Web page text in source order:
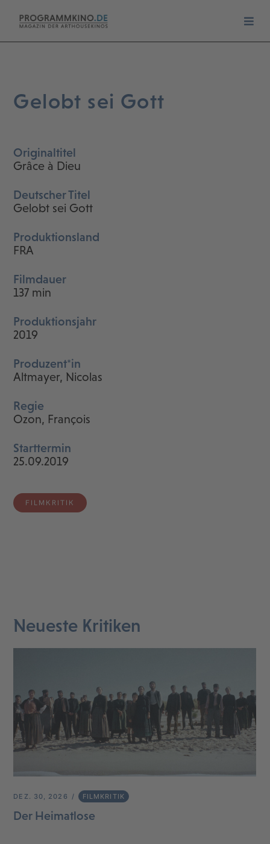
Gelobt sei Gott
Originaltitel
Grâce à Dieu
Deutscher Titel
Gelobt sei Gott
Produktionsland
FRA
Filmdauer
137 min
Produktionsjahr
2019
Produzent*in
Altmayer, Nicolas
Regie
Ozon, François
Starttermin
25.09.2019
FILMKRITIK
Neueste Kritiken
DEZ. 30, 2026 FILMKRITIK
Der Heimatlose